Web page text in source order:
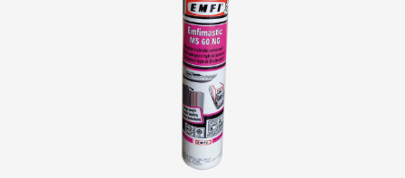
VOIR LE PRODUIT